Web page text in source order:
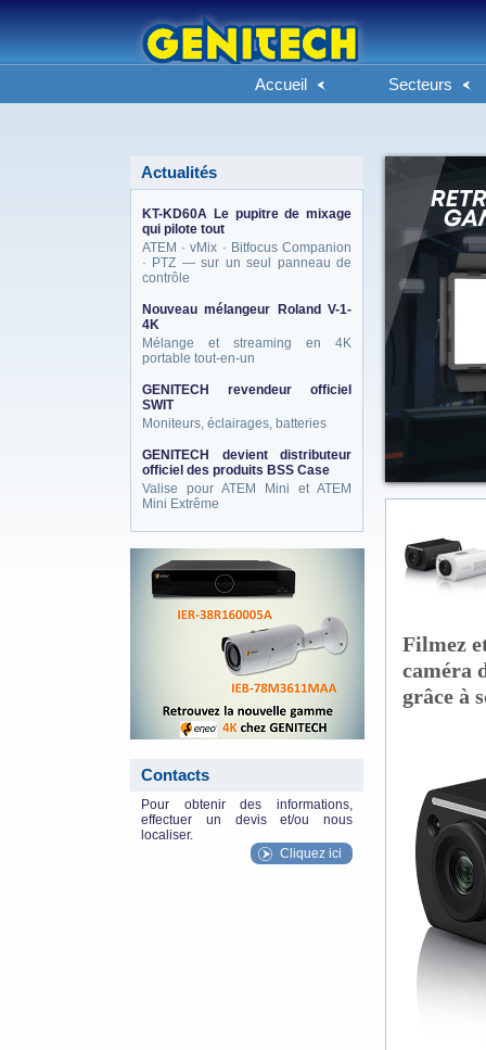
Accueil Secteurs
Actualités
KT-KD60A Le pupitre de mixage
qui pilote tout
ATEM · vMix · Bitfocus Companion
· PTZ — sur un seul panneau de
contrôle
Nouveau mélangeur Roland V-1-
4K
Mélange et streaming en 4K
portable tout-en-un
GENITECH revendeur officiel
SWIT
Moniteurs, éclairages, batteries
GENITECH devient distributeur
officiel des produits BSS Case
Valise pour ATEM Mini et ATEM
Mini Extrême
Contacts
Pour obtenir des informations,
effectuer un devis et/ou nous
localiser.
Cliquez ici
Filmez
caméra
grâce à